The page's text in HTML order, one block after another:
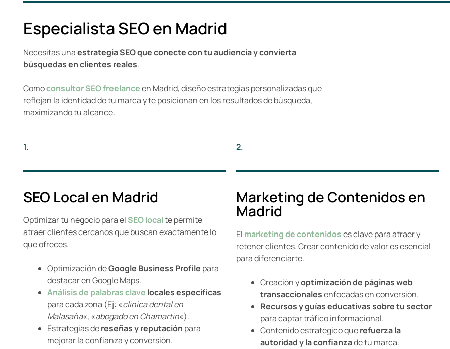
Especialista SEO en Madrid
Necesitas unaestrategia SEO que conecte con tu audiencia y convierta
búsquedas en clientes reales.
Comoconsultor SEO freelanceen Madrid, diseño estrategias personalizadas que
reflejan la identidad de tu marca y te posicionan en los resultados de búsqueda,
maximizando tu alcance.
1.
SEO Local en Madrid
Optimizar tu negocio para el SEO localte permite
atraer clientes cercanos que buscan exactamente lo
que ofreces.
Optimización deGoogle Business Profile para
destacar en Google Maps.
Análisis de palabras clave locales específicas
para cada zona (Ej: «clínica dental en
Malasaña«, «abogado en Chamartín«).
Estrategias dereseñas y reputación para
mejorar la confianza y conversión.
2.
Marketing de Contenidos en
Madrid
El marketing de contenidoses clave para atraer y
retener clientes. Crear contenido de valor es esencial
para diferenciarte.
Creación yoptimización de páginas web
transaccionalesenfocadas en conversión.
Recursos y guías educativas sobre tu sector
para captar tráfico informacional.
Contenido estratégico querefuerza la
autoridad y la confianzade tu marca.